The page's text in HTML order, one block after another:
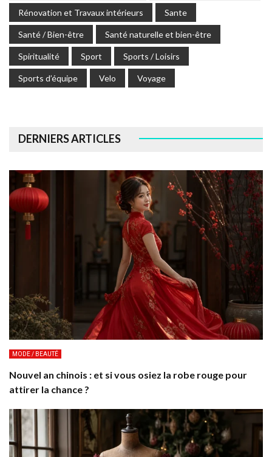
Rénovation et Travaux intérieurs Sante
Santé / Bien-être Santé naturelle et bien-être
Spiritualité Sport Sports / Loisirs
Sports d’équipe Velo Voyage
DERNIERS ARTICLES
MODE / BEAUTÉ
Nouvel an chinois : et si vous osiez la robe rouge pour
attirer la chance ?